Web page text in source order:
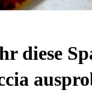
diese